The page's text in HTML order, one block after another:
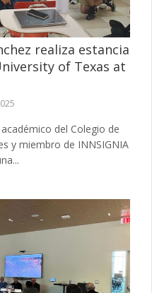
realiza estancia
of Texas at
del Colegio de
y miembro de INNSIGNIA